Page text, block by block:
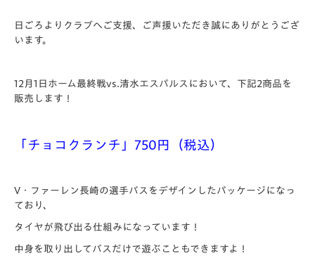
日ごろよりクラブへご支援、ご声援いただき誠にありがとうござ
います。
12月1日ホーム最終戦vs.清水エスパルスにおいて、下記2商品を
販売します！
「チョコクランチ」750円（税込）
V・ファーレン長崎の選手バスをデザインしたパッケージになっ
ており、
タイヤが飛び出る仕組みになっています！
中身を取り出してバスだけで遊ぶこともできますよ！